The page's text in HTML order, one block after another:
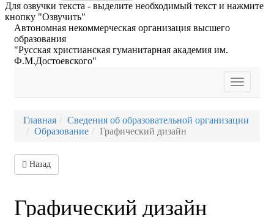
Для озвучки текста - выделите необходимый текст и нажмите
кнопку "Озвучить"
Автономная некоммерческая организация высшего
образования
"Русская христианская гуманитарная академия им.
Ф.М.Достоевского"
Toggle
Главная
Сведения об образовательной организации
Образование
Графический дизайн
Назад
Графический дизайн